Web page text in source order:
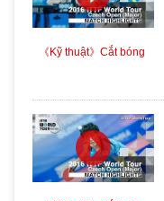
《Kỹ thuật》Cắt bóng